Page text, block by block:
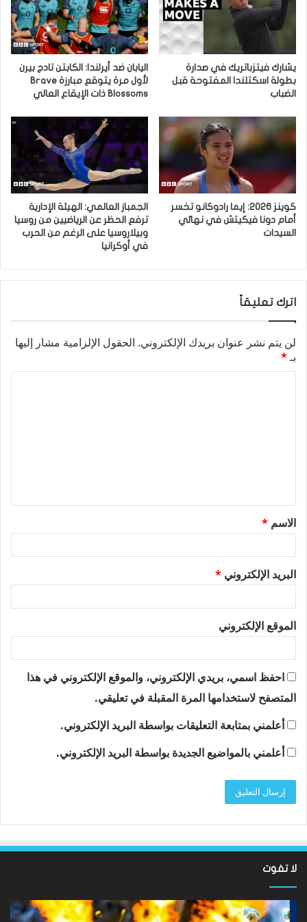
يشارك فيتزباتريك في صدارة
بطولة اسكتلندا المفتوحة قبل
الضباب
اليابان ضد أيرلندا: الكابتن تادج بيرن
لأول مرة يتوقع مبارزة Brave
Blossoms ذات الإيقاع العالي
كوينز 2026: إيما رادوكانو تخسر
أمام دونا فيكيتش في نهائي
السيدات
الجمباز العالمي: الهيئة الإدارية
ترفع الحظر عن الرياضيين من روسيا
وبيلاروسيا على الرغم من الحرب
في أوكرانيا
اترك تعليقاً
لن يتم نشر عنوان بريدك الإلكتروني. الحقول الإلزامية مشار إليها
بـ*
ق
*
الاسم *
البريد الإلكتروني *
الموقع الإلكتروني
احفظ اسمي، بريدي الإلكتروني، والموقع الإلكتروني في هذا
المتصفح لاستخدامها المرة المقبلة في تعليقي.
أعلمني بمتابعة التعليقات بواسطة البريد الإلكتروني.
أعلمني بالمواضيع الجديدة بواسطة البريد الإلكتروني.
لا تفوت
لقد